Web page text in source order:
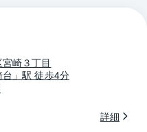
崎３丁目
」駅 徒歩4分
詳細